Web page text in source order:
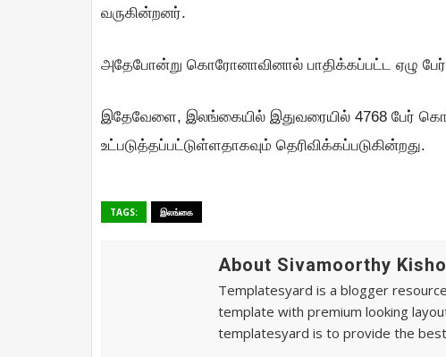
வருகின்றனர்.
அதேபோன்று கொரோனாவினால் பாதிக்கப்பட்ட ஏழு பேர்
இதேவேளை, இலங்கையில் இதுவரையில் 4768 பேர்
உட்படுத்தப்பட்டுள்ளதாகவும் தெரிவிக்கப்படுகின்றது.
TAGS: இலங்கை
About Sivamoorthy
Templatesyard is a blogger
template with premium looking
templatesyard is to provide the